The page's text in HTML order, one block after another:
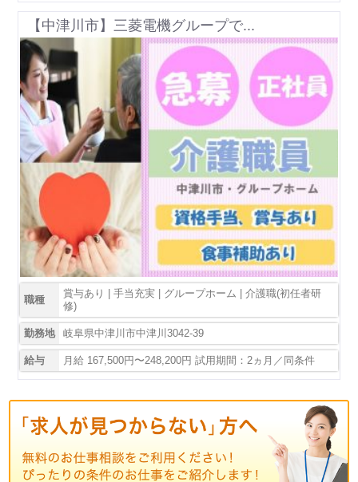
【中津川市】三菱電機グループで...
職種
賞与あり | 手当充実 | グループホーム | 介護職(初任者研
修)
勤務地 岐阜県中津川市中津川3042-39
給与 月給 167,500円〜248,200円 試用期間：2ヵ月／同条件